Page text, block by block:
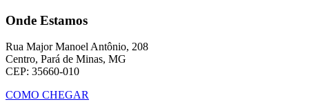
Onde Estamos
Rua Major Manoel Antônio, 208
Centro, Pará de Minas, MG
CEP: 35660-010
COMO CHEGAR